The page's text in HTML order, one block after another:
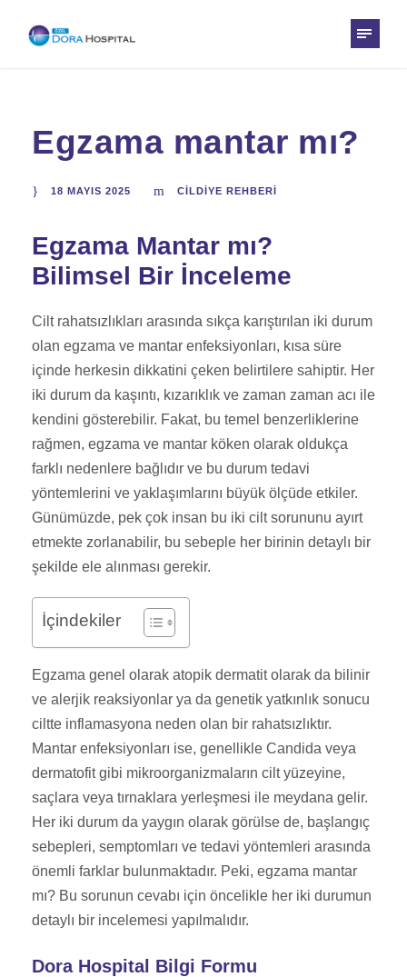
Egzama mantar mı?
18 MAYIS 2025 CILDIYE REHBERI
Egzama Mantar mı?
Bilimsel Bir İnceleme
Cilt rahatsızlıkları arasında sıkça karıştırılan iki durum
olan egzama ve mantar enfeksiyonları, kısa süre
içinde herkesin dikkatini çeken belirtilere sahiptir. Her
iki durum da kaşıntı, kızarıklık ve zaman zaman acı ile
kendini gösterebilir. Fakat, bu temel benzerliklerine
rağmen, egzama ve mantar köken olarak oldukça
farklı nedenlere bağlıdır ve bu durum tedavi
yöntemlerini ve yaklaşımlarını büyük ölçüde etkiler.
Günümüzde, pek çok insan bu iki cilt sorununu ayırt
etmekte zorlanabilir, bu sebeple her birinin detaylı bir
şekilde ele alınması gerekir.
İçindekiler
Egzama genel olarak atopik dermatit olarak da bilinir
ve alerjik reaksiyonlar ya da genetik yatkınlık sonucu
ciltte inflamasyona neden olan bir rahatsızlıktır.
Mantar enfeksiyonları ise, genellikle Candida veya
dermatofit gibi mikroorganizmaların cilt yüzeyine,
saçlara veya tırnaklara yerleşmesi ile meydana gelir.
Her iki durum da yaygın olarak görülse de, başlangıç
sebepleri, semptomları ve tedavi yöntemleri arasında
önemli farklar bulunmaktadır. Peki, egzama mantar
mı? Bu sorunun cevabı için öncelikle her iki durumun
detaylı bir incelemesi yapılmalıdır.
Dora Hospital Bilgi Formu